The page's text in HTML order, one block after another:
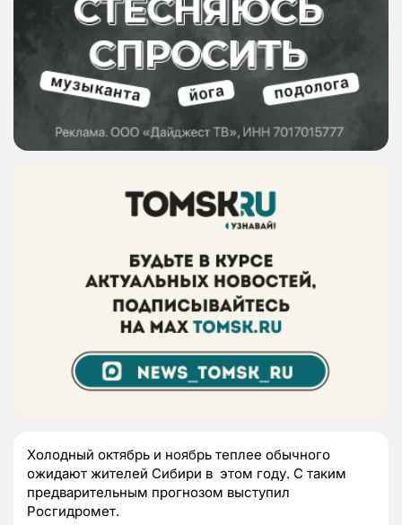
Холодный октябрь и ноябрь теплее обычного
ожидают жителей Сибири в этом году. С таким
предварительным прогнозом выступил
Росгидромет.